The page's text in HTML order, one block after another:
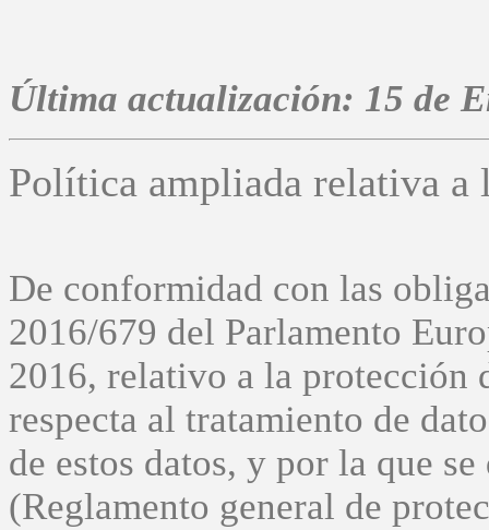
Última actualización: 15 de
Política ampliada relativa a
De conformidad con las
2016/679 del Parlamento
2016, relativo a la protección
respecta al tratamiento de
de estos datos, y por la que
(Reglamento general de